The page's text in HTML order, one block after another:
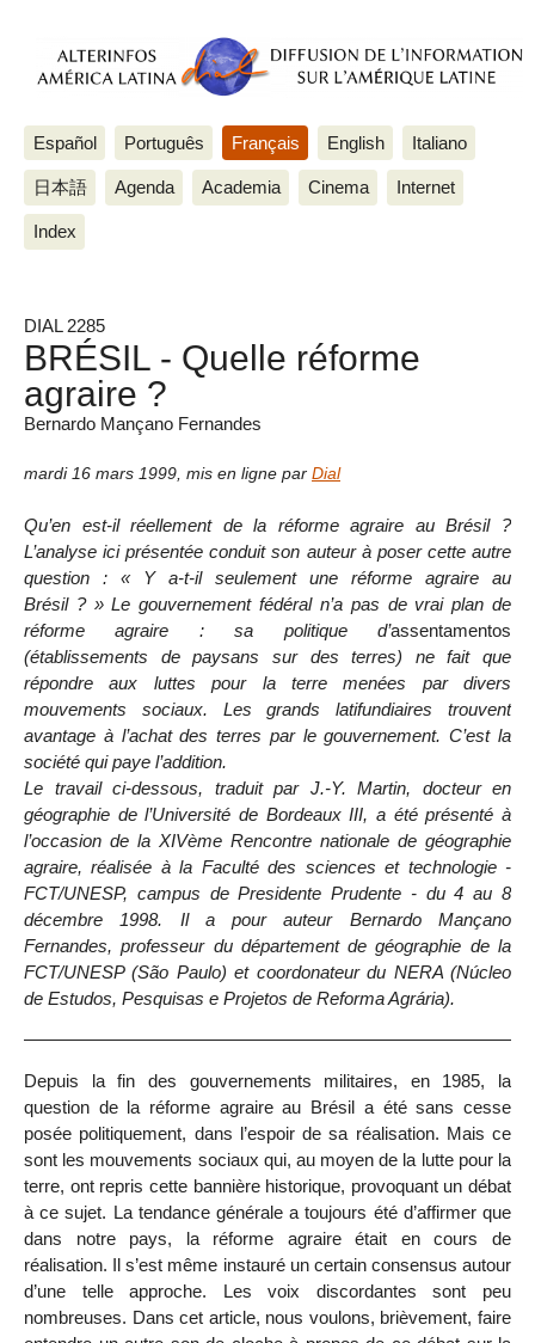
Español Português Français English Italiano
日本語 Agenda Academia Cinema Internet
Index
DIAL 2285
BRÉSIL - Quelle réforme
agraire ?
Bernardo Mançano Fernandes
mardi 16 mars 1999 mis en ligne par Dial
Qu’en est-il réellement de la réforme agraire au Brésil ?
L’analyse ici présentée conduit son auteur à poser cette autre
question : « Y a-t-il seulement une réforme agraire au
Brésil ? » Le gouvernement fédéral n’a pas de vrai plan de
réforme agraire : sa politique d’assentamentos
(établissements de paysans sur des terres) ne fait que
répondre aux luttes pour la terre menées par divers
mouvements sociaux. Les grands latifundiaires trouvent
avantage à l’achat des terres par le gouvernement. C’est la
société qui paye l’addition.
Le travail ci-dessous, traduit par J.-Y. Martin, docteur en
géographie de l’Université de Bordeaux III, a été présenté à
l’occasion de la XIVème Rencontre nationale de géographie
agraire, réalisée à la Faculté des sciences et technologie -
FCT/UNESP, campus de Presidente Prudente - du 4 au 8
décembre 1998. Il a pour auteur Bernardo Mançano
Fernandes, professeur du département de géographie de la
FCT/UNESP (São Paulo) et coordonateur du NERA (Núcleo
de Estudos, Pesquisas e Projetos de Reforma Agrária).
Depuis la fin des gouvernements militaires, en 1985, la
question de la réforme agraire au Brésil a été sans cesse
posée politiquement, dans l’espoir de sa réalisation. Mais ce
sont les mouvements sociaux qui, au moyen de la lutte pour la
terre, ont repris cette bannière historique, provoquant un débat
à ce sujet. La tendance générale a toujours été d’affirmer que
dans notre pays, la réforme agraire était en cours de
réalisation. Il s’est même instauré un certain consensus autour
d’une telle approche. Les voix discordantes sont peu
nombreuses. Dans cet article, nous voulons, brièvement, faire